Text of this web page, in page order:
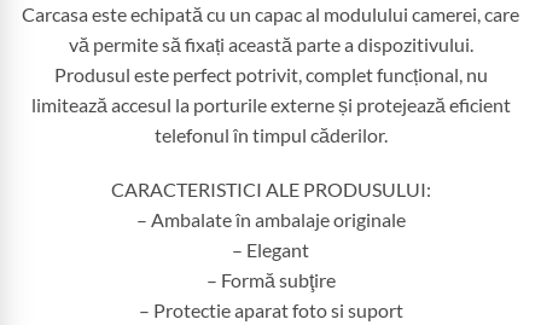
Carcasa este echipată cu un capac al modulului camerei, care
vă permite să fixați această parte a dispozitivului.
Produsul este perfect potrivit, complet funcțional, nu
limitează accesul la porturile externe și protejează eficient
telefonul în timpul căderilor.
CARACTERISTICI ALE PRODUSULUI:
– Ambalate în ambalaje originale
– Elegant
– Formă subţire
– Protectie aparat foto si suport